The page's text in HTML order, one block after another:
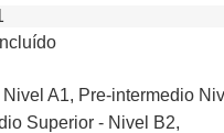
Incluído
A1, Pre-intermedio
Superior - Nivel B2,